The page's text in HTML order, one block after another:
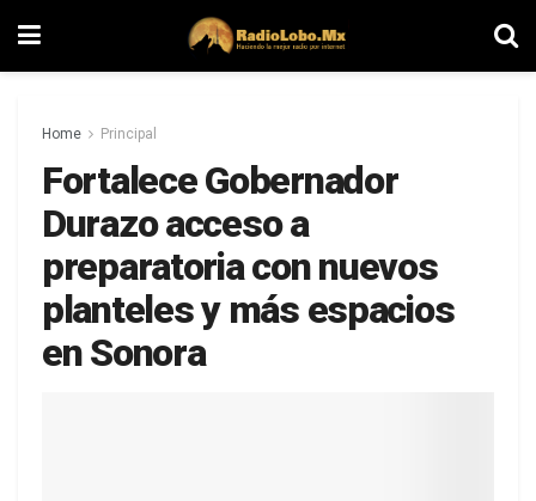
Home Principal
Fortalece Gobernador
Durazo acceso a
preparatoria con nuevos
planteles y más espacios
en Sonora